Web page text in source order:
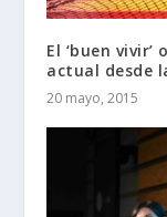
El ‘buen
actual desde
20 mayo, 2015